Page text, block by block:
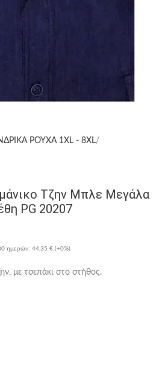
ΡΟΥΧΑ 1XL - 8XL
Τζην Μπλε Μεγάλα
PG 20207
ημερών: 44,35 € (+0%)
με τσεπάκι στο στήθος.